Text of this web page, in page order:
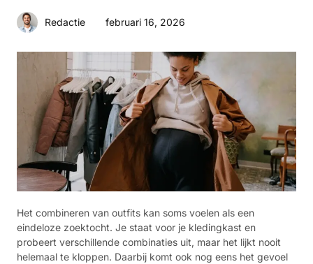
Redactie februari 16, 2026
Het combineren van outfits kan soms voelen als een
eindeloze zoektocht. Je staat voor je kledingkast en
probeert verschillende combinaties uit, maar het lijkt nooit
helemaal te kloppen. Daarbij komt ook nog eens het gevoel